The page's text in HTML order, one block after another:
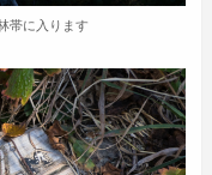
帯に入ります